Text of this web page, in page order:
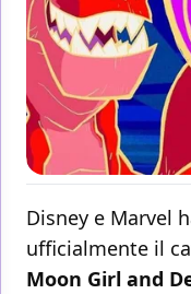
Disney e Marvel
ufficialmente il
Moon Girl and